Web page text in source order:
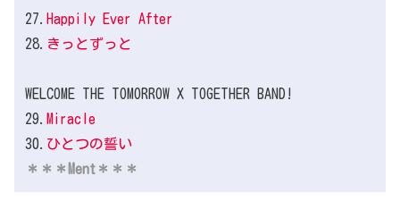
27. Happily Ever After
28. きっとずっと
WELCOME THE TOMORROW X TOGETHER BAND!
29. Miracle
30. ひとつの誓い
＊＊＊Ment＊＊＊